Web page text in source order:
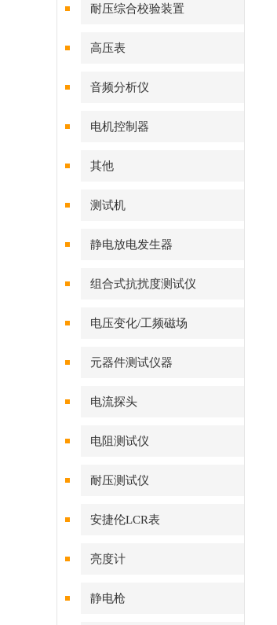
耐压综合校验装置
高压表
音频分析仪
电机控制器
其他
测试机
静电放电发生器
组合式抗扰度测试仪
电压变化/工频磁场
VMT/VVT/MFT系列
元器件测试仪器
电流探头
电阻测试仪
耐压测试仪
安捷伦LCR表
亮度计
静电枪